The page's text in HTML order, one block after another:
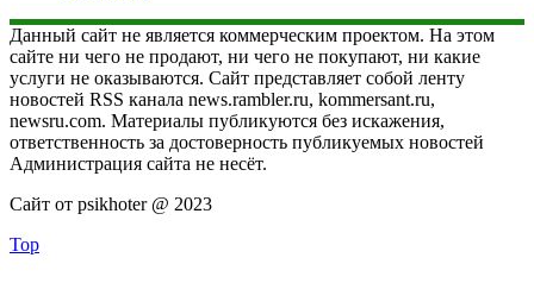
Данный сайт не является коммерческим проектом. На этом
сайте ни чего не продают, ни чего не покупают, ни какие
услуги не оказываются. Сайт представляет собой ленту
новостей RSS канала news.rambler.ru, kommersant.ru,
newsru.com. Материалы публикуются без искажения,
ответственность за достоверность публикуемых новостей
Администрация сайта не несёт.
Сайт от psikhoter @ 2023
Top